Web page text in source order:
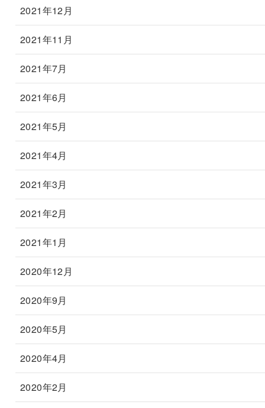
2021年12月
2021年11月
2021年7月
2021年6月
2021年5月
2021年4月
2021年3月
2021年2月
2021年1月
2020年12月
2020年9月
2020年5月
2020年4月
2020年2月